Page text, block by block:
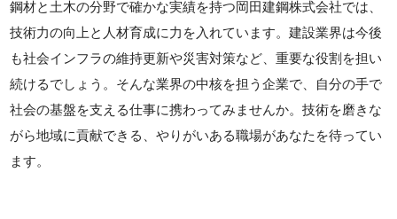
鋼材と土木の分野で確かな実績を持つ岡田建鋼株式会社では、
技術力の向上と人材育成に力を入れています。建設業界は今後
も社会インフラの維持更新や災害対策など、重要な役割を担い
続けるでしょう。そんな業界の中核を担う企業で、自分の手で
社会の基盤を支える仕事に携わってみませんか。技術を磨きな
がら地域に貢献できる、やりがいある職場があなたを待ってい
ます。